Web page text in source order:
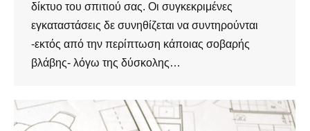
δίκτυο του σπιτιού σας. Οι συγκεκριμένες
εγκαταστάσεις δε συνηθίζεται να συντηρούνται
-εκτός από την περίπτωση κάποιας σοβαρής
βλάβης- λόγω της δύσκολης…